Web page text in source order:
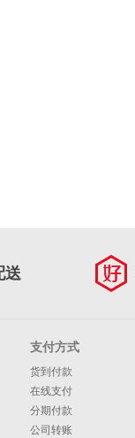
送
支付方式
货到付款
在线支付
分期付款
公司转账